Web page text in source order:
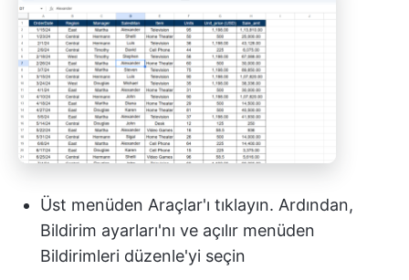
Üst menüden Araçlar'ı tıklayın. Ardından,
Bildirim ayarları'nı ve açılır menüden
Bildirimleri düzenle'yi seçin